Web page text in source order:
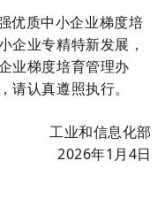
优质中小企业梯度培
企业专精特新发展，
业梯度培育管理办
请认真遵照执行。
工业和信息化部
2026年1月4日